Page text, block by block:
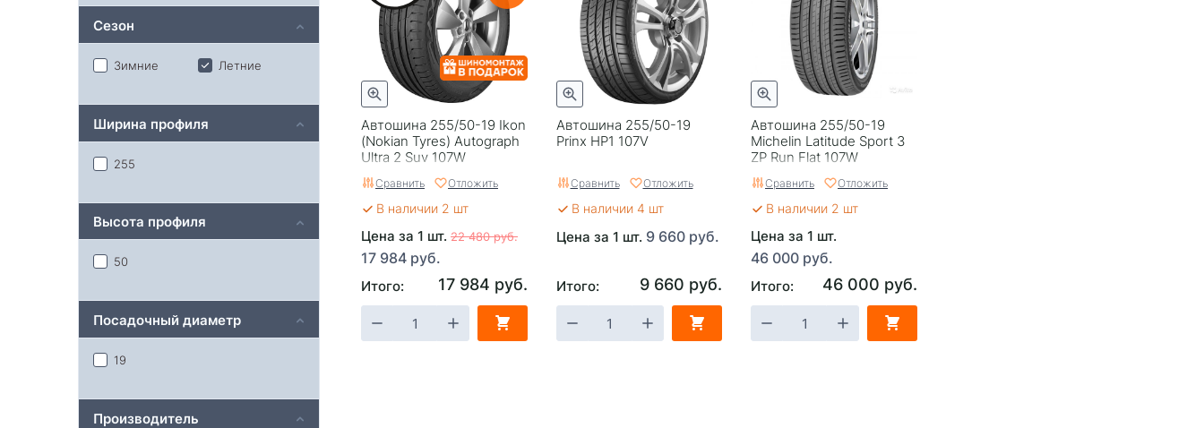
Автошина 255/50-19 Ikon
(Nokian Tyrеs) Autograph
Ultra 2 Suv 107W
Сравнить Отложить
В наличии 2 шт
Цена за 1 шт. 22 480 руб.
17 984 руб.
Итого: 17 984 руб.
Автошина 255/50-19
Prinx HP1 107V
Сравнить Отложить
В наличии 4 шт
Цена за 1 шт. 9 660 руб.
Итого: 9 660 руб.
Автошина 255/50-19
Michelin Latitude Sport 3
ZP Run Flat 107W
Сравнить Отложить
В наличии 2 шт
Цена за 1 шт.
46 000 руб.
Итого: 46 000 руб.
Сезон
Зимние Летние
Ширина профиля
255
Высота профиля
50
Посадочный диаметр
19
Производитель